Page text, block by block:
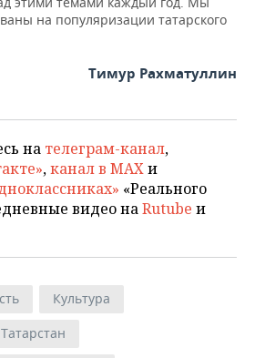
на популяризации татарского
Тимур Рахматуллин
на телеграм-канал,
,канал в MAXи
«Реального
видео наRutube и
Культура
Татарстан